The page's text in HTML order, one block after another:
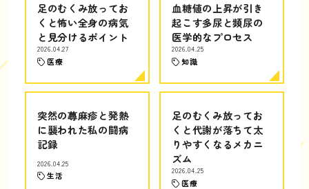
足のむくみ放ってお
くと怖い全身の病気
と見分けるポイント
2026.04.27
医療
血糖値の上昇が引き
起こす多尿と頻尿の
医学的なプロセス
2026.04.25
知識
突然の蕁麻疹と発熱
に襲われた私の闘病
記録
2026.04.25
生活
足のむくみ放ってお
くと代謝が落ちて太
りやすくなるメカニ
ズム
2026.04.25
医療